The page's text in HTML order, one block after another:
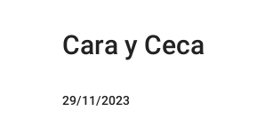
Cara y Ceca
29/11/2023